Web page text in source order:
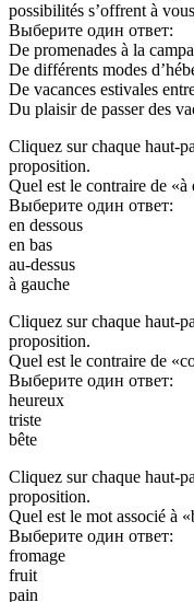
possibilités s’offrent à
Выберите один ответ:
De promenades à la
De différents modes
De vacances estivales
Du plaisir de passer des
Cliquez sur chaque haut-
proposition.
Quel est le contraire de «à
Выберите один ответ:
en dessous
en bas
au-dessus
à gauche
Cliquez sur chaque haut-
proposition.
Quel est le contraire de
Выберите один ответ:
heureux
triste
bête
Cliquez sur chaque haut-
proposition.
Quel est le mot associé à
Выберите один ответ:
fromage
fruit
pain